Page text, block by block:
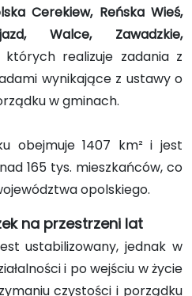
Cerekiew, Reńska Wieś,
Walce, Zawadzkie,
realizuje zadania z
wynikające z ustawy o
w gminach.
obejmuje 1407 km² i jest
165 tys. mieszkańców, co
opolskiego.
na przestrzeni lat
ustabilizowany, jednak w
i po wejściu w życie
czystości i porządku